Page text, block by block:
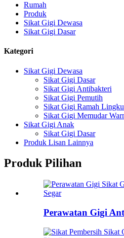
Rumah
Produk
Sikat Gigi Dewasa
Sikat Gigi Dasar
Kategori
Sikat Gigi Dewasa
Sikat Gigi Dasar
Sikat Gigi Antibakteri
Sikat Gigi Pemutih
Sikat Gigi Ramah
Sikat Gigi Memudar
Sikat Gigi Anak
Sikat Gigi Dasar
Produk Lisan Lainnya
Produk Pilihan
Perawatan Gigi